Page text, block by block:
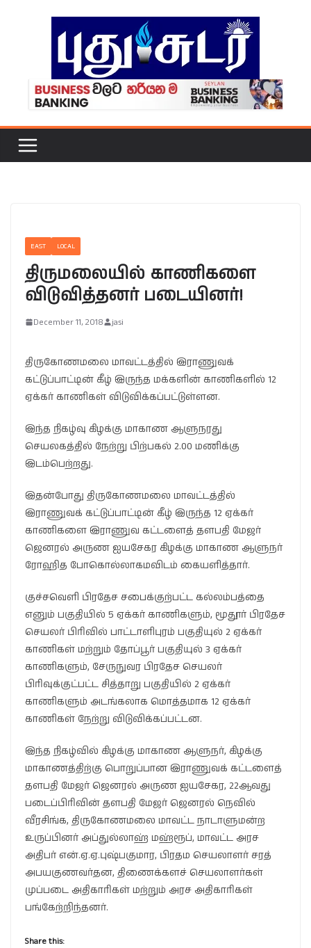
EAST LOCAL
திருமலையில் காணிகளை
விடுவித்தனர் படையினர்!
December 11, 2018 jasi
திருகோணமலை மாவட்டத்தில் இராணுவக்
கட்டுப்பாட்டின் கீழ் இருந்த மக்களின் காணிகளில் 12
ஏக்கர் காணிகள் விடுவிக்கப்பட்டுள்ளன.
இந்த நிகழ்வு கிழக்கு மாகாண ஆளுநரது
செயலகத்தில் நேற்று பிற்பகல் 2.00 மணிக்கு
இடம்பெற்றது.
இதன்போது திருகோணமலை மாவட்டத்தில்
இராணுவக் கட்டுப்பாட்டின் கீழ் இருந்த 12 ஏக்கர்
காணிகளை இராணுவ கட்டளைத் தளபதி மேஜர்
ஜெனரல் அருண ஐயசேகர கிழக்கு மாகாண ஆளுநர்
ரோஹித போகொல்லாகமவிடம் கையளித்தார்.
குச்சவெளி பிரதேச சபைக்குற்பட்ட கல்லம்பத்தை
எனும் பகுதியில் 5 ஏக்கர் காணிகளும், மூதூர் பிரதேச
செயலர் பிரிவில் பாட்டாளிபுரம் பகுதியுல் 2 ஏக்கர்
காணிகள் மற்றும் தோப்பூர் பகுதியுல் 3 ஏக்கர்
காணிகளும், சேருநுவர பிரதேச செயலர்
பிரிவுக்குட்பட்ட சித்தாறு பகுதியில் 2 ஏக்கர்
காணிகளும் அடங்கலாக மொத்தமாக 12 ஏக்கர்
காணிகள் நேற்று விடுவிக்கப்பட்டன.
இந்த நிகழ்வில் கிழக்கு மாகாண ஆளுநர், கிழக்கு
மாகாணத்திற்கு பொறுப்பான இராணுவக் கட்டளைத்
தளபதி மேஜர் ஜெனரல் அருண ஐயசேகர, 22ஆவது
படைப்பிரிவின் தளபதி மேஜர் ஜெனரல் நெவில்
வீரசிங்க, திருகோணமலை மாவட்ட நாடாளுமன்ற
உருப்பினர் அப்துல்லாஹ் மஹ்ரூப், மாவட்ட அரச
அதிபர் என்.ஏ.ஏ.புஷ்பகுமார, பிரதம செயலாளர் சரத்
அபயகுணவர்தன, திணைக்களச் செயலாளர்கள்
முப்படை அதிகாரிகள் மற்றும் அரச அதிகாரிகள்
பங்கேற்றிந்தனர்.
Share this: